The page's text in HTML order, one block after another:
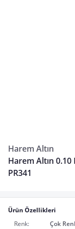
Harem Altın
Harem Altın
PR341
Ürün Özellikleri
Renk:
Çok